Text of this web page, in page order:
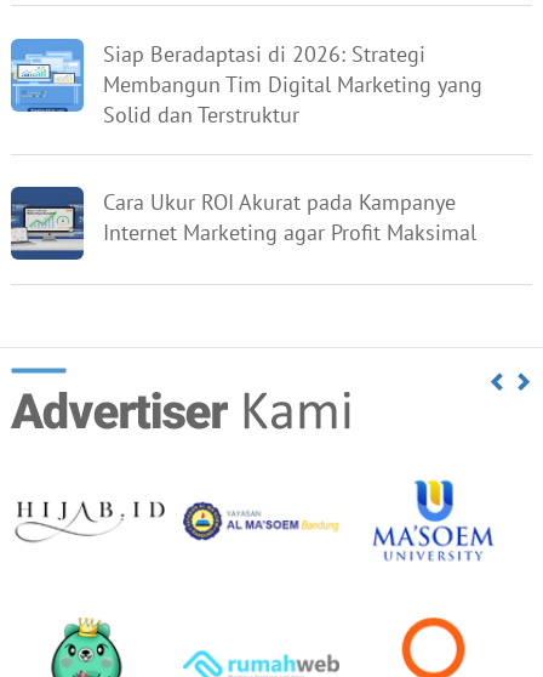
Siap Beradaptasi di 2026: Strategi
Membangun Tim Digital Marketing yang
Solid dan Terstruktur
Cara Ukur ROI Akurat pada Kampanye
Internet Marketing agar Profit Maksimal